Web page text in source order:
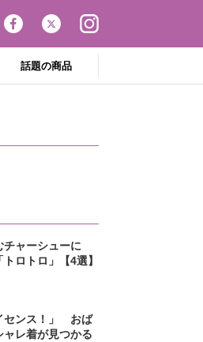
話題の商品
ャーシューに
トロトロ」【4選】
センス！」 おば
ャレ着が見つかる